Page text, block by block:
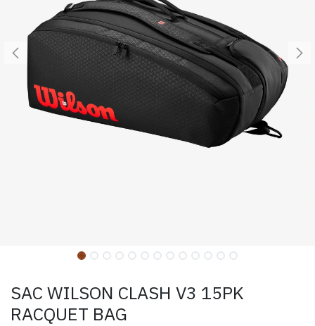
SAC WILSON CLASH V3 15PK
RACQUET BAG